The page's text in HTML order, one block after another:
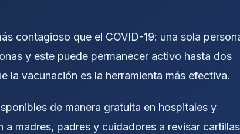
contagioso que el COVID-19: una sola
y este puede permanecer activo hasta dos
la vacunación es la herramienta más efectiva.
de manera gratuita en hospitales y
madres, padres y cuidadores a revisar cartillas